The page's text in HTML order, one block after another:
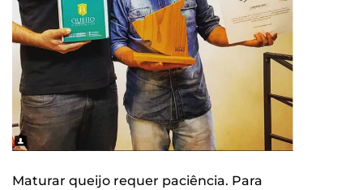
Maturar queijo requer paciência. Para